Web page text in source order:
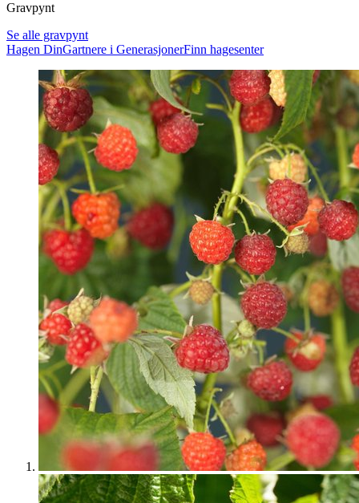
Gravpynt
Se alle gravpynt
Hagen DinGartnere i GenerasjonerFinn hagesenter